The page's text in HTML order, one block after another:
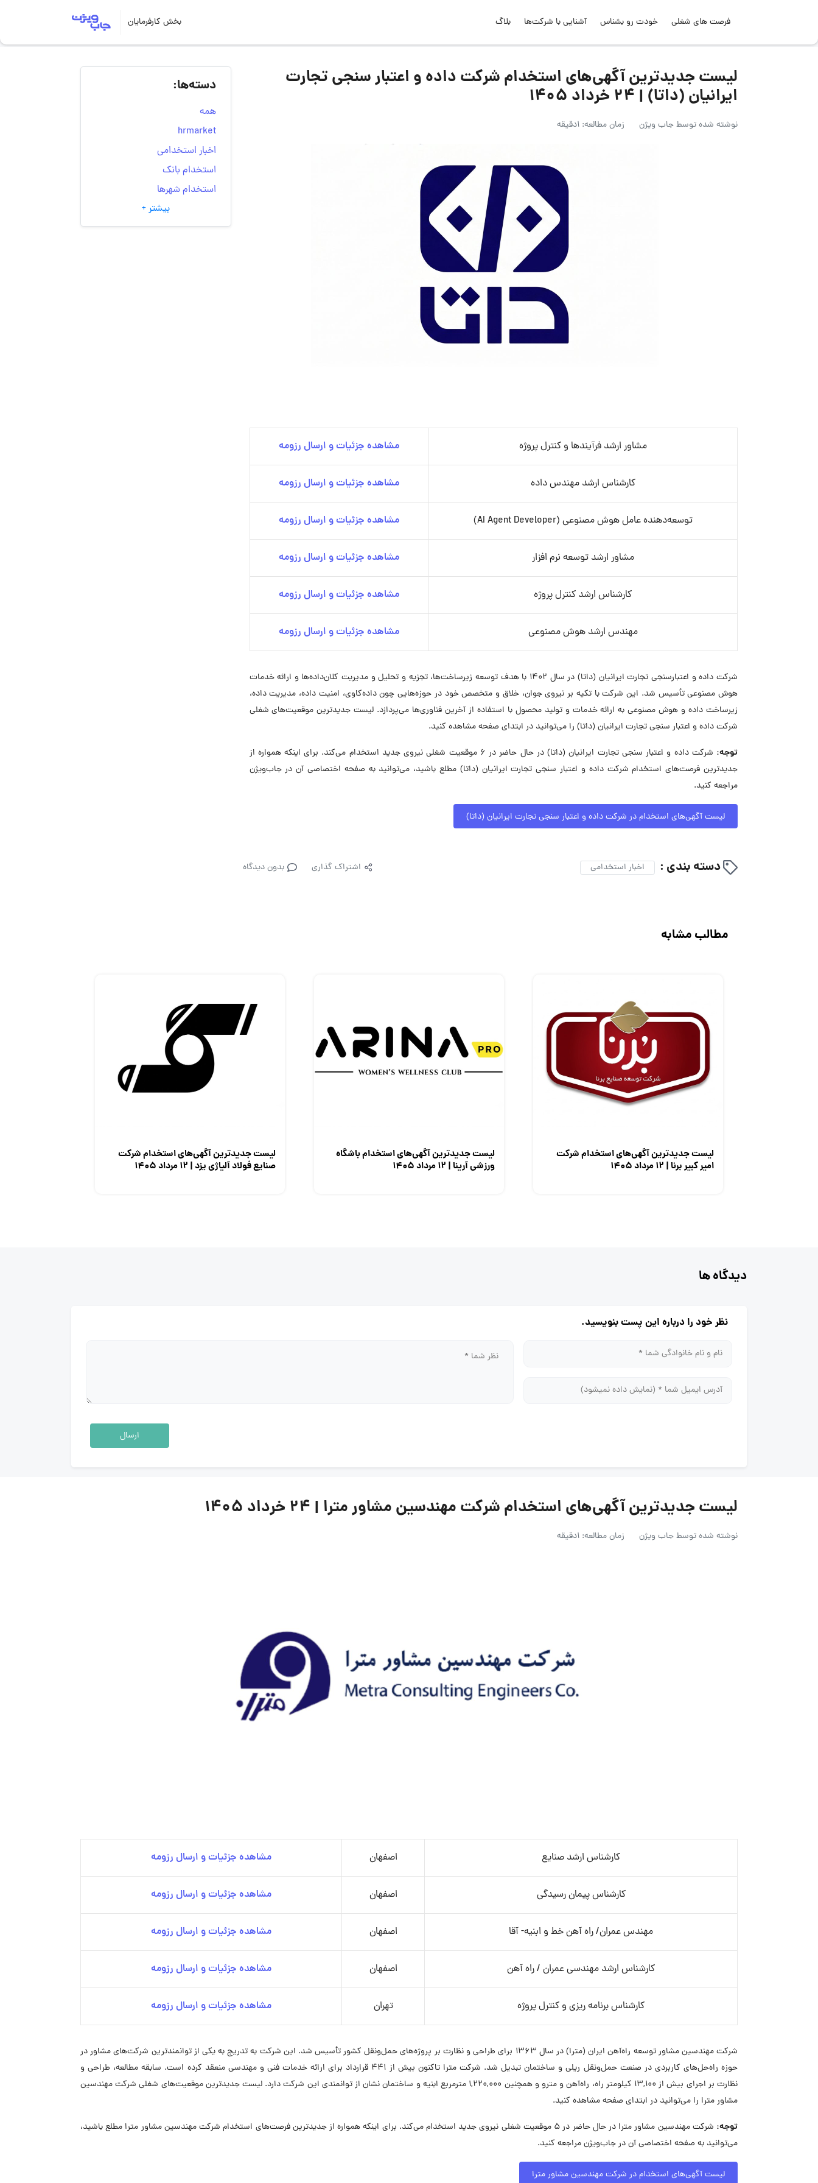
فرصت های شغلی خودت رو بشناس آشنایی با شرکت‌ها بلاگ بخش کارفرمایان
لیست جدیدترین آگهی‌های استخدام شرکت داده و اعتبار سنجی تجارت
ایرانیان (داتا) | ۲۴ خرداد ۱۴۰۵
نوشته شده توسطجاب ویژن زمان مطالعه: 1دقیقه
مشاور ارشد فرآیندها و کنترل پروژه مشاهده جزئیات و ارسال رزومه
کارشناس ارشد مهندس داده مشاهده جزئیات و ارسال رزومه
توسعه‌دهنده عامل هوش مصنوعی (AI Agent Developer) مشاهده جزئیات و ارسال رزومه
مشاور ارشد توسعه نرم افزار مشاهده جزئیات و ارسال رزومه
کارشناس ارشد کنترل پروژه مشاهده جزئیات و ارسال رزومه
مهندس ارشد هوش مصنوعی مشاهده جزئیات و ارسال رزومه
شرکت داده و اعتبارسنجی تجارت ایرانیان (داتا) در سال ۱۴۰۲ با هدف توسعه زیرساخت‌ها، تجزیه و تحلیل و مدیریت کلان‌داده‌ها و ارائه خدمات
هوش مصنوعی تأسیس شد. این شرکت با تکیه بر نیروی جوان، خلاق و متخصص خود در حوزه‌هایی چون داده‌کاوی، امنیت داده، مدیریت داده،
زیرساخت داده و هوش مصنوعی به ارائه خدمات و تولید محصول با استفاده از آخرین فناوری‌ها می‌پردازد. لیست جدیدترین موقعیت‌های شغلی
شرکت داده و اعتبار سنجی تجارت ایرانیان (داتا) را می‌توانید در ابتدای صفحه مشاهده کنید.
توجه:
شرکت داده و اعتبار سنجی تجارت ایرانیان (داتا) در حال حاضر در ۶ موقعیت شغلی نیروی جدید استخدام می‌کند. برای اینکه همواره از
جدیدترین فرصت‌های استخدام شرکت داده و اعتبار سنجی تجارت ایرانیان (داتا) مطلع باشید، می‌توانید به صفحه اختصاصی آن در جاب‌ویژن
مراجعه کنید.
لیست آگهی‌های استخدام در شرکت داده و اعتبار سنجی تجارت ایرانیان (داتا)
دسته بندی : اخبار استخدامی اشتراک گذاری بدون دیدگاه
دسته‌ها:
همه
hrmarket
اخبار استخدامی
استخدام بانک
استخدام شهرها
انتخاب مسیر شغلی
به‌روزرسانی‌های سایت
بیشتر +
مطالب مشابه
لیست جدیدترین آگهی‌های استخدام شرکت
امیر کبیر برنا | ۱۲ مرداد ۱۴۰۵
لیست جدیدترین آگهی‌های استخدام باشگاه
ورزشی آرینا | ۱۲ مرداد ۱۴۰۵
لیست جدیدترین آگهی‌های استخدام شرکت
صنایع فولاد آلیاژی یزد | ۱۲ مرداد ۱۴۰۵
دیدگاه ها
نظر خود را درباره این پست بنویسید.
ارسال
لیست جدیدترین آگهی‌های استخدام شرکت مهندسین مشاور مترا | ۲۴ خرداد ۱۴۰۵
نوشته شده توسطجاب ویژن زمان مطالعه: 1دقیقه
کارشناس ارشد صنایع اصفهان مشاهده جزئیات و ارسال رزومه
کارشناس پیمان رسیدگی اصفهان مشاهده جزئیات و ارسال رزومه
مهندس عمران/ راه آهن خط و ابنیه- آقا اصفهان مشاهده جزئیات و ارسال رزومه
کارشناس ارشد مهندسی عمران / راه آهن اصفهان مشاهده جزئیات و ارسال رزومه
کارشناس برنامه ریزی و کنترل پروژه تهران مشاهده جزئیات و ارسال رزومه
شرکت مهندسین مشاور توسعه راه‌آهن ایران (مترا) در سال ۱۳۶۳ برای طراحی و نظارت بر پروژه‌های حمل‌ونقل کشور تأسیس شد. این شرکت به تدریج به یکی از توانمندترین شرکت‌های مشاور در
حوزه راه‌حل‌های کاربردی در صنعت حمل‌ونقل ریلی و ساختمان تبدیل شد. شرکت مترا تاکنون بیش از ۴۴۱ قرارداد برای ارائه خدمات فنی و مهندسی منعقد کرده است. سابقه مطالعه، طراحی و
نظارت بر اجرای بیش از ۱۳,۱۰۰ کیلومتر راه، راه‌آهن و مترو و همچنین ۱,۲۲۰,۰۰۰ مترمربع ابنیه و ساختمان نشان از توانمندی این شرکت دارد. لیست جدیدترین موقعیت‌های شغلی شرکت مهندسین
مشاور مترا را می‌توانید در ابتدای صفحه مشاهده کنید.
توجه:
شرکت مهندسین مشاور مترا در حال حاضر در ۵ موقعیت شغلی نیروی جدید استخدام می‌کند. برای اینکه همواره از جدیدترین فرصت‌های استخدام شرکت مهندسین مشاور مترا مطلع باشید،
می‌توانید به صفحه اختصاصی آن در جاب‌ویژن مراجعه کنید.
لیست آگهی‌های استخدام در شرکت مهندسین مشاور مترا